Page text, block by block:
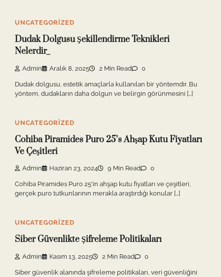
UNCATEGORIZED
Dudak Dolgusu Şekillendirme Teknikleri
Nelerdir_
Admin Aralık 8, 2025 2 Min Read 0
Dudak dolgusu, estetik amaçlarla kullanılan bir yöntemdir. Bu
yöntem, dudakların daha dolgun ve belirgin görünmesini […]
UNCATEGORIZED
Cohiba Piramides Puro 25’s Ahşap Kutu Fiyatları
Ve Çeşitleri
Admin Haziran 23, 2024 9 Min Read 0
Cohiba Piramides Puro 25'in ahşap kutu fiyatları ve çeşitleri,
gerçek puro tutkunlarının merakla araştırdığı konular […]
UNCATEGORIZED
Siber Güvenlikte Şifreleme Politikaları
Admin Kasım 13, 2025 2 Min Read 0
Siber güvenlik alanında şifreleme politikaları, veri güvenliğini